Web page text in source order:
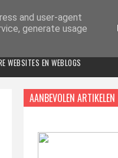
WEBSITES EN WEBLOGS
AANBEVOLEN ARTIKELEN
and user-agent
generate usage